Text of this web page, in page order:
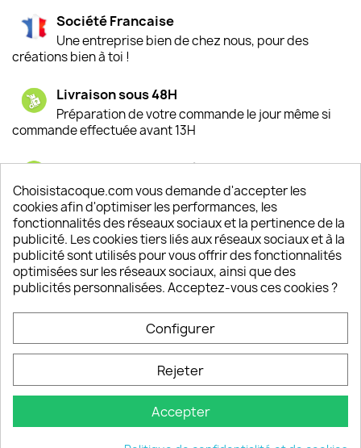
Société Francaise
Une entreprise bien de chez nous, pour des
créations bien à toi !
Livraison sous 48H
Préparation de votre commande le jour même si
commande effectuée avant 13H
Satisfaction de nos clients
Depuis 2009, entre 92% et 94% de nos clients
sont satisfaits de nos produits
Un SAV à votre écoute
Notre SAV est disponible 6/7J de 10h à 18H
Choisistacoque.com vous demande d'accepter les
cookies afin d'optimiser les performances, les
fonctionnalités des réseaux sociaux et la pertinence de la
publicité. Les cookies tiers liés aux réseaux sociaux et à la
publicité sont utilisés pour vous offrir des fonctionnalités
optimisées sur les réseaux sociaux, ainsi que des
publicités personnalisées. Acceptez-vous ces cookies ?
Configurer
Rejeter
Accepter